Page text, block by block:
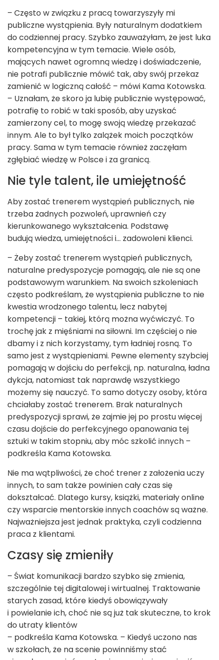
– Często w związku z pracą towarzyszyły mi
publiczne wystąpienia. Były naturalnym dodatkiem
do codziennej pracy. Szybko zauważyłam, że jest luka
kompetencyjna w tym temacie. Wiele osób,
mających nawet ogromną wiedzę i doświadczenie,
nie potrafi publicznie mówić tak, aby swój przekaz
zamienić w logiczną całość – mówi Kama Kotowska.
– Uznałam, że skoro ja lubię publicznie występować,
potrafię to robić w taki sposób, aby uzyskać
zamierzony cel, to mogę swoją wiedzę przekazać
innym. Ale to był tylko zalążek moich początków
pracy. Sama w tym temacie również zaczęłam
zgłębiać wiedzę w Polsce i za granicą.
Nie tyle talent, ile umiejętność
Aby zostać trenerem wystąpień publicznych, nie
trzeba żadnych pozwoleń, uprawnień czy
kierunkowanego wykształcenia. Podstawę
budują wiedza, umiejętności i… zadowoleni klienci.
– Żeby zostać trenerem wystąpień publicznych,
naturalne predyspozycje pomagają, ale nie są one
podstawowym warunkiem. Na swoich szkoleniach
często podkreślam, że wystąpienia publiczne to nie
kwestia wrodzonego talentu, lecz nabytej
kompetencji – takiej, którą można wyćwiczyć. To
trochę jak z mięśniami na siłowni. Im częściej o nie
dbamy i z nich korzystamy, tym ładniej rosną. To
samo jest z wystąpieniami. Pewne elementy szybciej
pomagają w dojściu do perfekcji, np. naturalna, ładna
dykcja, natomiast tak naprawdę wszystkiego
możemy się nauczyć. To samo dotyczy osoby, która
chciałaby zostać trenerem. Brak naturalnych
predyspozycji sprawi, że zajmie jej po prostu więcej
czasu dojście do perfekcyjnego opanowania tej
sztuki w takim stopniu, aby móc szkolić innych –
podkreśla Kama Kotowska.
Nie ma wątpliwości, że choć trener z założenia uczy
innych, to sam także powinien cały czas się
dokształcać. Dlatego kursy, książki, materiały online
czy wsparcie mentorskie innych coachów są ważne.
Najważniejsza jest jednak praktyka, czyli codzienna
praca z klientami.
Czasy się zmieniły
– Świat komunikacji bardzo szybko się zmienia,
szczególnie tej digitalowej i wirtualnej. Traktowanie
starych zasad, które kiedyś obowiązywały
i powielanie ich, choć nie są już tak skuteczne, to krok
do utraty klientów
– podkreśla Kama Kotowska. – Kiedyś uczono nas
w szkołach, że na scenie powinniśmy stać